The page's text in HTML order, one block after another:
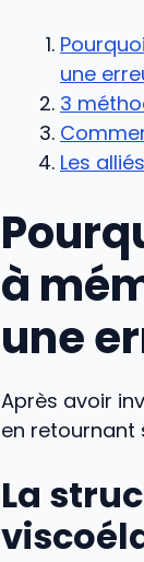
une
3
Les
à
une
Après avoir
en retournant
La